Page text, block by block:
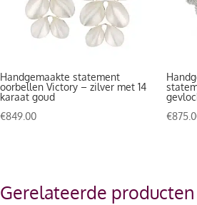
Handgemaakte statement
oorbellen Victory – zilver met 14
karaat goud
€849.00
€
Gerelateerde producten